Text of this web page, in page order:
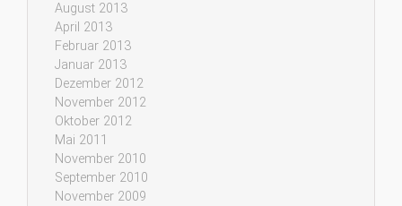
August 2013
April 2013
Februar 2013
Januar 2013
Dezember 2012
November 2012
Oktober 2012
Mai 2011
November 2010
September 2010
November 2009